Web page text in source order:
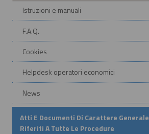
Istruzioni e manuali
F.A.Q.
Cookies
Helpdesk operatori economici
News
Atti E Documenti Di Carattere Generale
Riferiti A Tutte Le Procedure